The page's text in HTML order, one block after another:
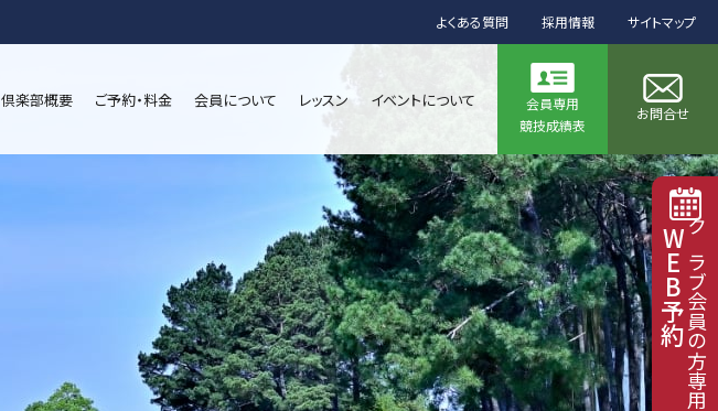
よくある質問 採用情報 サイトマップ
倶楽部概要 ご予約・料金 会員について レッスン イベントについて
会員専用
競技成績表
お問合せ
クラブ会員の方専用
WEB予約